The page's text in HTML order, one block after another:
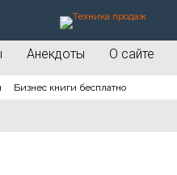
Анекдоты О сайте
Бизнес книги бесплатно